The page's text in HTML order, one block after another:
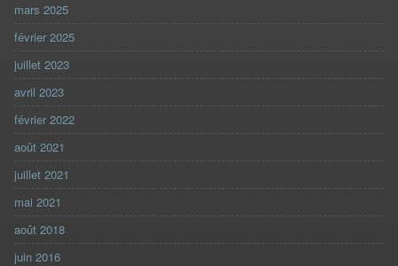
mars 2025
février 2025
juillet 2023
avril 2023
février 2022
août 2021
juillet 2021
mai 2021
août 2018
juin 2016